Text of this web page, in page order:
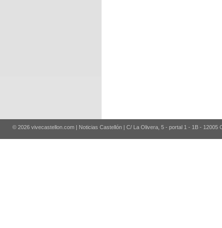
© 2026 vivecastellon.com | Noticias Castellón | C/ La Olivera, 5 - portal 1 - 1B - 12005